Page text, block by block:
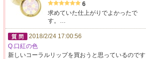
6
求めていた仕上がりでよかったで
す。…
2018/2/24 17:00:56
Q.口紅の色
新しいコーラルリップを買おう と思っているのです